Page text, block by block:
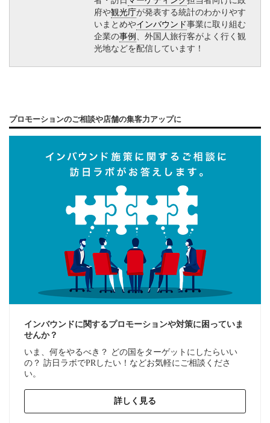
府や観光庁が発表する統計のわかりやす
いまとめやインバウンド事業に取り組む
企業の事例、外国人旅行客がよく行く観
光地などを配信しています！
プロモーションのご相談や店舗の集客力アップに
インバウンドに関するプロモーションや対策に困っていま
せんか？
いま、何をやるべき？ どの国をターゲットにしたらいい
の？ 訪日ラボでPRしたい！などお気軽にご相談くださ
い。
詳しく見る